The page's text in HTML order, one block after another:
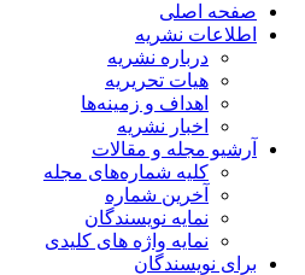
صفحه اصلی
اطلاعات نشریه
درباره نشریه
هیات تحریریه
اهداف و زمینه‌ها
اخبار نشریه
آرشیو مجله و مقالات
کلیه شماره‌های مجله
آخرین شماره
نمایه نویسندگان
نمایه واژه های کلیدی
برای نویسندگان